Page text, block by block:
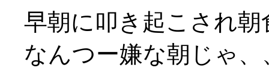
早朝に叩き起こされ
なんつー嫌な朝じゃ、